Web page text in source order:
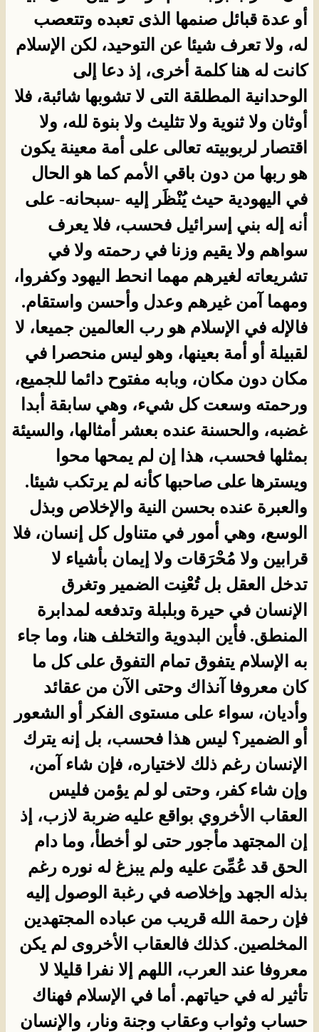
أو عدة قبائل صنمها الذى تعبده وتتعصب
له، ولا تعرف شيئا عن التوحيد، لكن الإسلام
كانت له هنا كلمة أخرى، إذ دعا إلى
الوحدانية المطلقة التى لا تشوبها شائبة، فلا
أوثان ولا ثنوية ولا تثليث ولا بنوة لله، ولا
اقتصار لربوبيته تعالى على أمة معينة يكون
هو ربها من دون باقي الأمم كما هو الحال
في اليهودية حيث يُنْظَر إليه -سبحانه- على
أنه إله بني إسرائيل فحسب، فلا يعرف
سواهم ولا يقيم وزنا في رحمته ولا في
تشريعاته لغيرهم مهما انحط اليهود وكفروا،
ومهما آمن غيرهم وعدل وأحسن واستقام.
فالإله في الإسلام هو رب العالمين جميعا، لا
لقبيلة أو أمة بعينها، وهو ليس منحصرا في
مكان دون مكان، وبابه مفتوح دائما للجميع،
ورحمته وسعت كل شيء، وهي سابقة أبدا
غضبه، والحسنة عنده بعشر أمثالها، والسيئة
بمثلها فحسب، هذا إن لم يمحها محوا
ويسترها على صاحبها كأنه لم يرتكب شيئا.
والعبرة عنده بحسن النية والإخلاص وبذل
الوسع، وهي أمور في متناول كل إنسان، فلا
قرابين ولا مُحْرَقات ولا إيمان بأشياء لا
تدخل العقل بل تُعْنِت الضمير وتغرق
الإنسان في حيرة وبلبلة وتدفعه لمدابرة
المنطق. فأين البدوية والتخلف هنا، وما جاء
به الإسلام يتفوق تمام التفوق على كل ما
كان معروفا آنذاك وحتى الآن من عقائد
وأديان، سواء على مستوى الفكر أو الشعور
أو الضمير؟ ليس هذا فحسب، بل إنه يترك
الإنسان رغم ذلك لاختياره، فإن شاء آمن،
وإن شاء كفر، وحتى لو لم يؤمن فليس
العقاب الأخروي بواقع عليه ضربة لازب، إذ
إن المجتهد مأجور حتى لو أخطأ، وما دام
الحق قد عُمِّىَ عليه ولم يبزغ له نوره رغم
بذله الجهد وإخلاصه في رغبة الوصول إليه
فإن رحمة الله قريب من عباده المجتهدين
المخلصين. كذلك فالعقاب الأخروى لم يكن
معروفا عند العرب، اللهم إلا نفرا قليلا لا
تأثير له في حياتهم. أما في الإسلام فهناك
حساب وثواب وعقاب وجنة ونار، والإنسان